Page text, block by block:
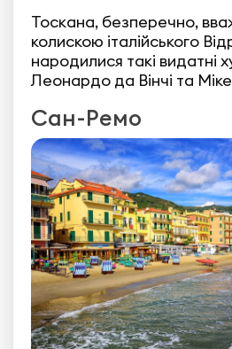
Тоскана, безперечно,
колискою італійського
народилися такі видатні
Леонардо да Вінчі та
Сан-Ремо